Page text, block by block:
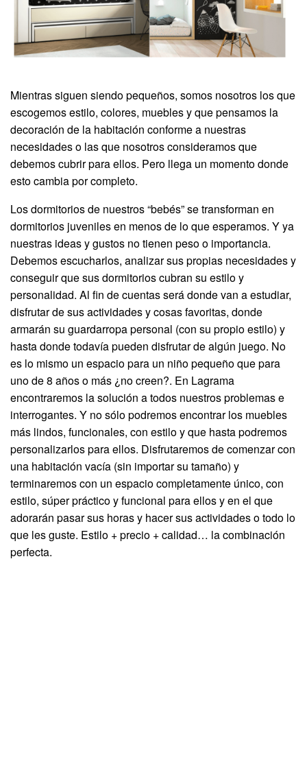
Mientras siguen siendo pequeños, somos nosotros los que
escogemos estilo, colores, muebles y que pensamos la
decoración de la habitación conforme a nuestras
necesidades o las que nosotros consideramos que
debemos cubrir para ellos. Pero llega un momento donde
esto cambia por completo.
Los dormitorios de nuestros “bebés” se transforman en
dormitorios juveniles en menos de lo que esperamos. Y ya
nuestras ideas y gustos no tienen peso o importancia.
Debemos escucharlos, analizar sus propias necesidades y
conseguir que sus dormitorios cubran su estilo y
personalidad. Al fin de cuentas será donde van a estudiar,
disfrutar de sus actividades y cosas favoritas, donde
armarán su guardarropa personal (con su propio estilo) y
hasta donde todavía pueden disfrutar de algún juego. No
es lo mismo un espacio para un niño pequeño que para
uno de 8 años o más ¿no creen?. En Lagrama
encontraremos la solución a todos nuestros problemas e
interrogantes. Y no sólo podremos encontrar los muebles
más lindos, funcionales, con estilo y que hasta podremos
personalizarlos para ellos. Disfrutaremos de comenzar con
una habitación vacía (sin importar su tamaño) y
terminaremos con un espacio completamente único, con
estilo, súper práctico y funcional para ellos y en el que
adorarán pasar sus horas y hacer sus actividades o todo lo
que les guste. Estilo + precio + calidad… la combinación
perfecta.